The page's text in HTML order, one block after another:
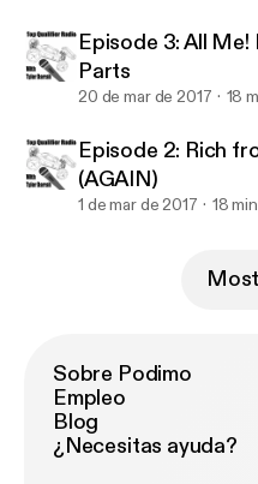
Episode 3: All
Parts
20 de mar de 2017 18
Episode 2: Rich
(AGAIN)
1 de mar de 2017 18 min
Sobre Podimo
Empleo
Blog
¿Necesitas ayuda?